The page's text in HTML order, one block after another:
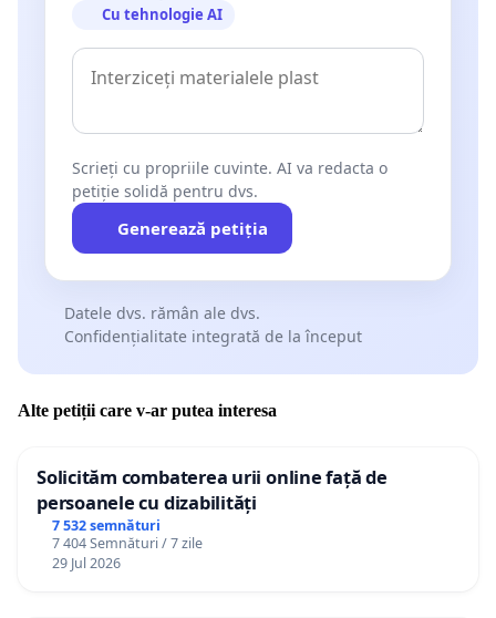
Cu tehnologie AI
Scrieți cu propriile cuvinte. AI va redacta o
petiție solidă pentru dvs.
Generează petiția
Datele dvs. rămân ale dvs.
Confidențialitate integrată de la început
Alte petiții care v-ar putea interesa
Solicităm combaterea urii online față de
persoanele cu dizabilități
7 532 semnături
7 404 Semnături / 7 zile
29 Jul 2026